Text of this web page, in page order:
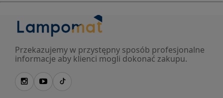
Przekazujemy w przystępny sposób profesjonalne
informacje aby klienci mogli dokonać zakupu.